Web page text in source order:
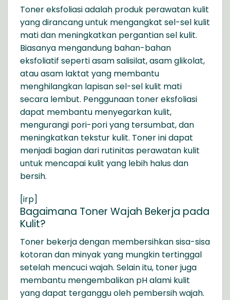
Toner eksfoliasi adalah produk perawatan kulit
yang dirancang untuk mengangkat sel-sel kulit
mati dan meningkatkan pergantian sel kulit.
Biasanya mengandung bahan-bahan
eksfoliatif seperti asam salisilat, asam glikolat,
atau asam laktat yang membantu
menghilangkan lapisan sel-sel kulit mati
secara lembut. Penggunaan toner eksfoliasi
dapat membantu menyegarkan kulit,
mengurangi pori-pori yang tersumbat, dan
meningkatkan tekstur kulit. Toner ini dapat
menjadi bagian dari rutinitas perawatan kulit
untuk mencapai kulit yang lebih halus dan
bersih.
[irp]
Bagaimana Toner Wajah Bekerja pada
Kulit?
Toner bekerja dengan membersihkan sisa-sisa
kotoran dan minyak yang mungkin tertinggal
setelah mencuci wajah. Selain itu, toner juga
membantu mengembalikan pH alami kulit
yang dapat terganggu oleh pembersih wajah.